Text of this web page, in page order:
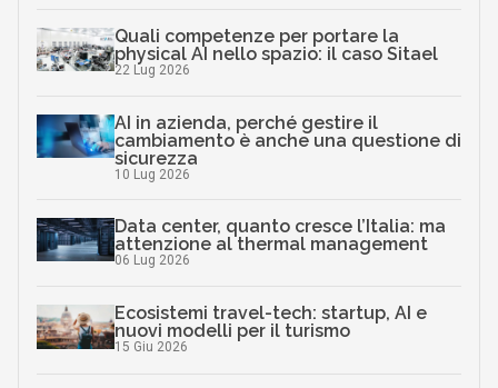
Quali competenze per portare la
physical AI nello spazio: il caso Sitael
22 Lug 2026
AI in azienda, perché gestire il
cambiamento è anche una questione di
sicurezza
10 Lug 2026
Data center, quanto cresce l’Italia: ma
attenzione al thermal management
06 Lug 2026
Ecosistemi travel-tech: startup, AI e
nuovi modelli per il turismo
15 Giu 2026